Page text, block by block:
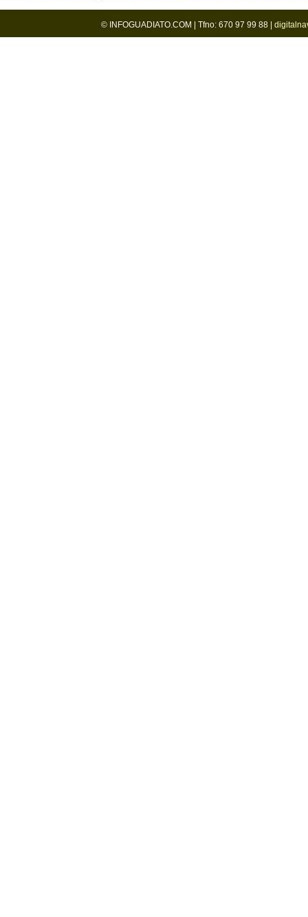
© INFOGUADIATO.COM | Tfno: 670 97 99 88 |